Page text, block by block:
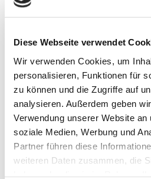
Diese Webseite verwendet
Wir verwenden Cookies, um
personalisieren, Funktionen für
zu können und die Zugriffe auf
analysieren. Außerdem geben
Verwendung unserer Website
soziale Medien, Werbung und
Partner führen diese
weiteren Daten zusammen, die